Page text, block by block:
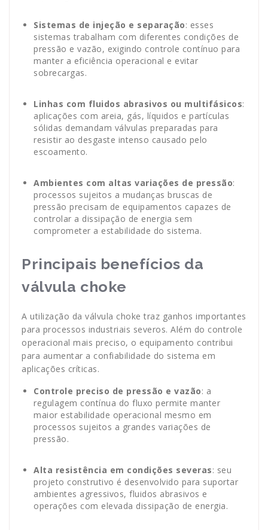
Sistemas de injeção e separação: esses
sistemas trabalham com diferentes condições de
pressão e vazão, exigindo controle contínuo para
manter a eficiência operacional e evitar
sobrecargas.
Linhas com fluidos abrasivos ou multifásicos:
aplicações com areia, gás, líquidos e partículas
sólidas demandam válvulas preparadas para
resistir ao desgaste intenso causado pelo
escoamento.
Ambientes com altas variações de pressão:
processos sujeitos a mudanças bruscas de
pressão precisam de equipamentos capazes de
controlar a dissipação de energia sem
comprometer a estabilidade do sistema.
Principais benefícios da
válvula choke
A utilização da válvula choke traz ganhos importantes
para processos industriais severos. Além do controle
operacional mais preciso, o equipamento contribui
para aumentar a confiabilidade do sistema em
aplicações críticas.
Controle preciso de pressão e vazão: a
regulagem contínua do fluxo permite manter
maior estabilidade operacional mesmo em
processos sujeitos a grandes variações de
pressão.
Alta resistência em condições severas: seu
projeto construtivo é desenvolvido para suportar
ambientes agressivos, fluidos abrasivos e
operações com elevada dissipação de energia.